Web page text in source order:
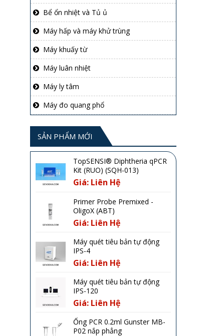
Bể ổn nhiệt và Tủ ủ
Máy hấp và máy khử trùng
Máy khuấy từ
Máy luân nhiệt
Máy ly tâm
Máy đo quang phổ
SẢN PHẨM MỚI
TopSENSI® Diphtheria qPCR
Kit (RUO) (SQH-013)
Giá: Liên Hệ
Primer Probe Premixed -
OligoX (ABT)
Giá: Liên Hệ
Máy quét tiêu bản tự động
IPS-4
Giá: Liên Hệ
Máy quét tiêu bản tự động
IPS-120
Giá: Liên Hệ
Ống PCR 0.2ml Gunster MB-
P02 nắp phẳng